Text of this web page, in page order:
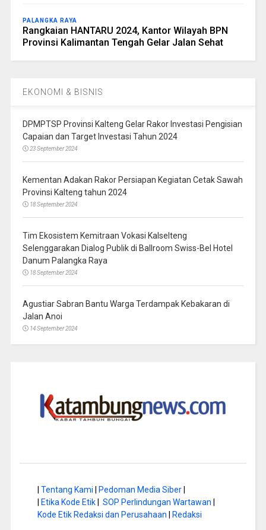
PALANGKA RAYA
Rangkaian HANTARU 2024, Kantor Wilayah BPN
Provinsi Kalimantan Tengah Gelar Jalan Sehat
EKONOMI & BISNIS
DPMPTSP Provinsi Kalteng Gelar Rakor Investasi Pengisian
Capaian dan Target Investasi Tahun 2024
23 September 2024
Kementan Adakan Rakor Persiapan Kegiatan Cetak Sawah
Provinsi Kalteng tahun 2024
18 September 2024
Tim Ekosistem Kemitraan Vokasi Kalselteng
Selenggarakan Dialog Publik di Ballroom Swiss-Bel Hotel
Danum Palangka Raya
18 September 2024
Agustiar Sabran Bantu Warga Terdampak Kebakaran di
Jalan Anoi
14 September 2024
| Tentang Kami | Pedoman Media Siber|
| Etika Kode Etik| SOP Perlindungan Wartawan |
Kode Etik Redaksi dan Perusahaan | Redaksi